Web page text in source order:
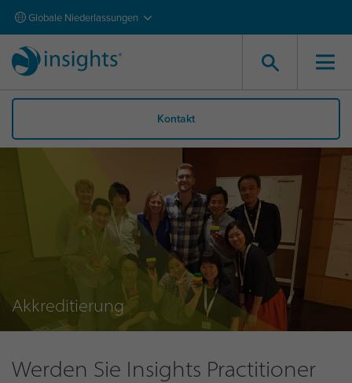
Globale Niederlassungen
Kontakt
Akkreditierung
Werden Sie Insights Practitioner